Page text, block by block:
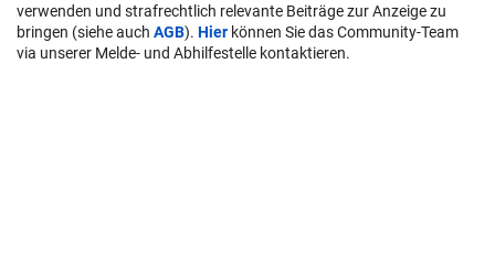
verwenden und strafrechtlich relevante Beiträge zur Anzeige zu
bringen (siehe auch AGB). Hier können Sie das Community-Team
via unserer Melde- und Abhilfestelle kontaktieren.